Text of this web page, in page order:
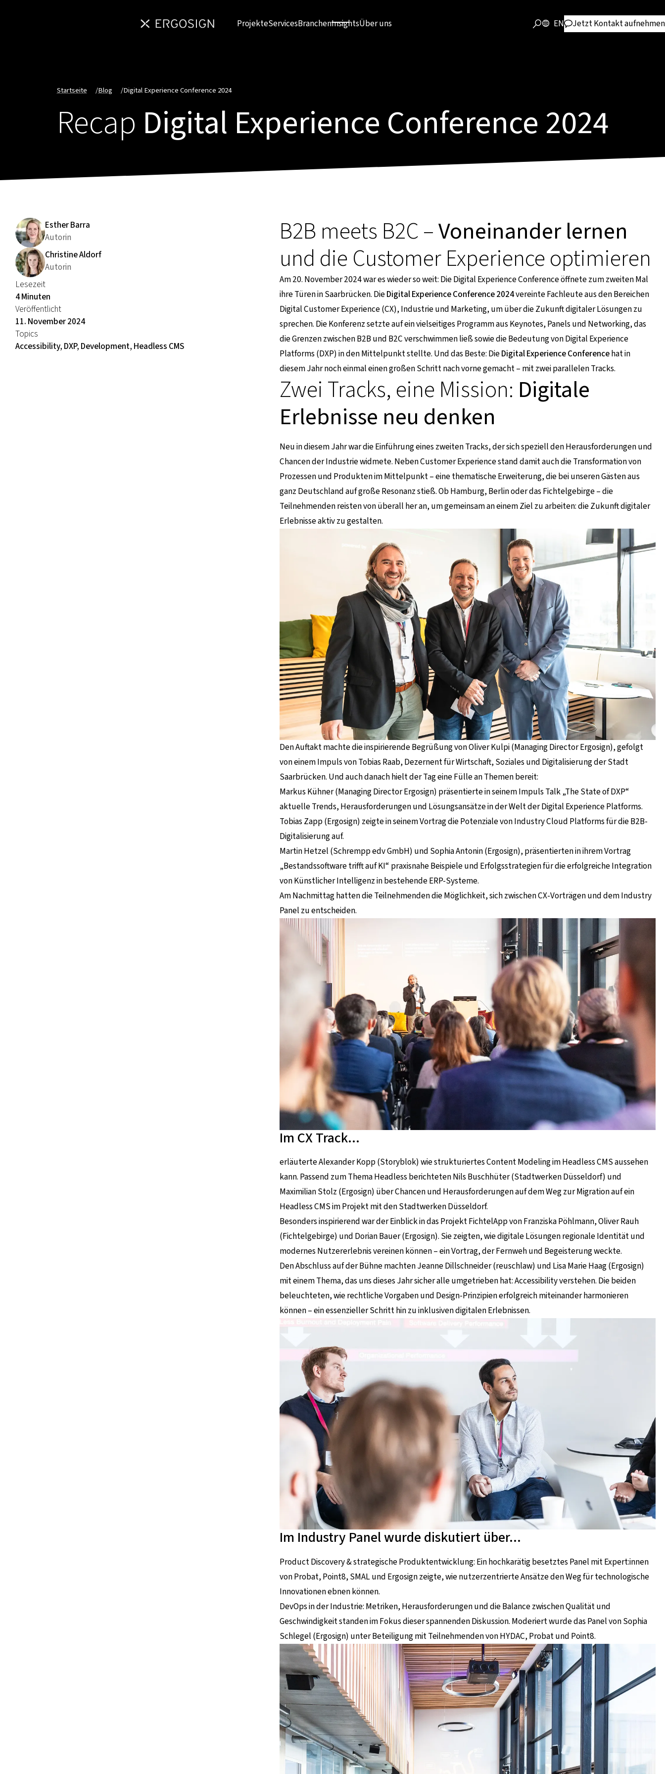
ProjekteServicesBranchenInsightsÜber uns EN Jetzt Kontakt aufnehmen
Startseite /Blog /Digital Experience Conference 2024
Recap Digital Experience Conference 2024
Esther Barra
Autorin
Christine Aldorf
Autorin
Lesezeit
4 Minuten
Veröffentlicht
11. November 2024
Topics
Accessibility, DXP, Development, Headless CMS
B2B meets B2C –Voneinander lernen
und die Customer Experience optimieren
Am 20. November 2024 war es wieder so weit: Die Digital Experience Conference öffnete zum zweiten Mal
ihre Türen in Saarbrücken. DieDigital Experience Conference 2024vereinte Fachleute aus den Bereichen
Digital Customer Experience (CX), Industrie und Marketing, um über die Zukunft digitaler Lösungen zu
sprechen. Die Konferenz setzte auf ein vielseitiges Programm aus Keynotes, Panels und Networking, das
die Grenzen zwischen B2B und B2C verschwimmen ließ sowie die Bedeutung von Digital Experience
Platforms (DXP) in den Mittelpunkt stellte. Und das Beste: DieDigital Experience Conferencehat in
diesem Jahr noch einmal einen großen Schritt nach vorne gemacht – mit zwei parallelen Tracks.
Zwei Tracks, eine Mission: Digitale
Erlebnisse neu denken
Neu in diesem Jahr war die Einführung eines zweiten Tracks, der sich speziell den Herausforderungen und
Chancen der Industrie widmete. Neben Customer Experience stand damit auch die Transformation von
Prozessen und Produkten im Mittelpunkt – eine thematische Erweiterung, die bei unseren Gästen aus
ganz Deutschland auf große Resonanz stieß. Ob Hamburg, Berlin oder das Fichtelgebirge – die
Teilnehmenden reisten von überall her an, um gemeinsam an einem Ziel zu arbeiten: die Zukunft digitaler
Erlebnisse aktiv zu gestalten.
Den Auftakt machte die inspirierende Begrüßung von Oliver Kulpi (Managing Director Ergosign), gefolgt
von einem Impuls von Tobias Raab, Dezernent für Wirtschaft, Soziales und Digitalisierung der Stadt
Saarbrücken. Und auch danach hielt der Tag eine Fülle an Themen bereit:
Markus Kühner (Managing Director Ergosign) präsentierte in seinem Impuls Talk „The State of DXP“
aktuelle Trends, Herausforderungen und Lösungsansätze in der Welt der Digital Experience Platforms.
Tobias Zapp (Ergosign) zeigte in seinem Vortrag die Potenziale von Industry Cloud Platforms für die B2B-
Digitalisierung auf.
Martin Hetzel (Schrempp edv GmbH) und Sophia Antonin (Ergosign), präsentierten in ihrem Vortrag
„Bestandssoftware trifft auf KI“ praxisnahe Beispiele und Erfolgsstrategien für die erfolgreiche Integration
von Künstlicher Intelligenz in bestehende ERP-Systeme.
Am Nachmittag hatten die Teilnehmenden die Möglichkeit, sich zwischen CX-Vorträgen und dem Industry
Panel zu entscheiden.
Im CX Track...
erläuterte Alexander Kopp (Storyblok) wie strukturiertes Content Modeling im Headless CMS aussehen
kann. Passend zum Thema Headless berichteten Nils Buschhüter (Stadtwerken Düsseldorf) und
Maximilian Stolz (Ergosign) über Chancen und Herausforderungen auf dem Weg zur Migration auf ein
Headless CMS im Projekt mit den Stadtwerken Düsseldorf.
Besonders inspirierend war der Einblick in das Projekt FichtelApp von Franziska Pöhlmann, Oliver Rauh
(Fichtelgebirge) und Dorian Bauer (Ergosign). Sie zeigten, wie digitale Lösungen regionale Identität und
modernes Nutzererlebnis vereinen können – ein Vortrag, der Fernweh und Begeisterung weckte.
Den Abschluss auf der Bühne machten Jeanne Dillschneider (reuschlaw) und Lisa Marie Haag (Ergosign)
mit einem Thema, das uns dieses Jahr sicher alle umgetrieben hat: Accessibility verstehen. Die beiden
beleuchteten, wie rechtliche Vorgaben und Design-Prinzipien erfolgreich miteinander harmonieren
können – ein essenzieller Schritt hin zu inklusiven digitalen Erlebnissen.
Im Industry Panel wurde diskutiert über...
Product Discovery & strategische Produktentwicklung: Ein hochkarätig besetztes Panel mit Expert:innen
von Probat, Point8, SMAL und Ergosign zeigte, wie nutzerzentrierte Ansätze den Weg für technologische
Innovationen ebnen können.
DevOps in der Industrie: Metriken, Herausforderungen und die Balance zwischen Qualität und
Geschwindigkeit standen im Fokus dieser spannenden Diskussion. Moderiert wurde das Panel von Sophia
Schlegel (Ergosign) unter Beteiligung mit Teilnehmenden von HYDAC, Probat und Point8.